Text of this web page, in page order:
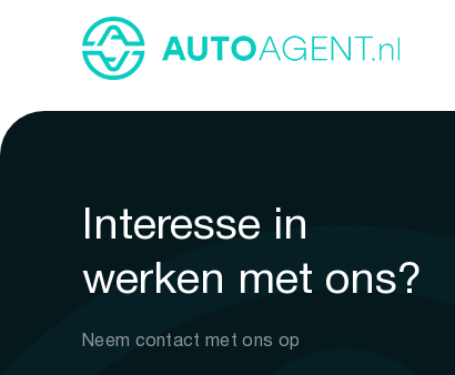
Interesse in
werken met ons?
Neem contact met ons op